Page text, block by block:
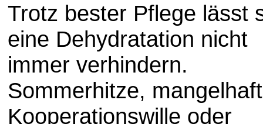
Trotz bester Pflege lässt
eine Dehydratation nicht
immer verhindern.
Sommerhitze,
Kooperationswille oder